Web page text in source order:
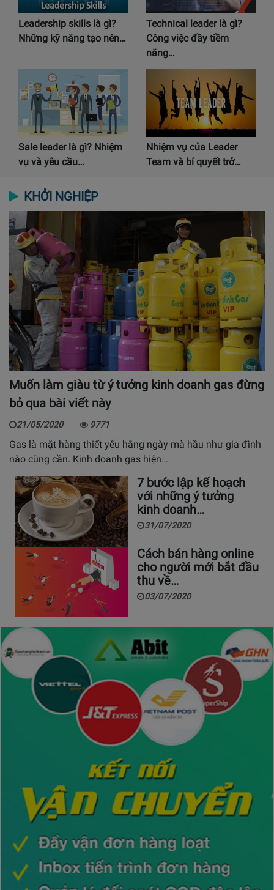
Leadership skills là gì?
Những kỹ năng tạo nên…
Technical leader là gì?
Công việc đầy tiềm
năng…
Sale leader là gì? Nhiệm
vụ và yêu cầu…
Nhiệm vụ của Leader
Team và bí quyết trở…
KHỞI NGHIỆP
Muốn làm giàu từ ý tưởng kinh doanh gas đừng
bỏ qua bài viết này
21/05/2020 9771
Gas là mặt hàng thiết yếu hằng ngày mà hầu như gia đình
nào cũng cần. Kinh doanh gas hiện…
7 bước lập kế hoạch
với những ý tưởng
kinh doanh…
31/07/2020
Cách bán hàng online
cho người mới bắt đầu
thu về…
03/07/2020